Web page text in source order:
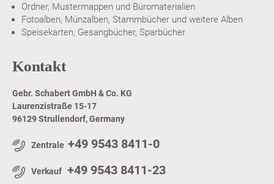
Ordner, Mustermappen und Büromaterialien
Fotoalben, Münzalben, Stammbücher und weitere Alben
Speisekarten, Gesangbücher, Sparbücher
Kontakt
Gebr. Schabert GmbH & Co. KG
Laurenzistraße 15-17
96129 Strullendorf, Germany
Zentrale +49 9543 8411-0
Verkauf +49 9543 8411-23